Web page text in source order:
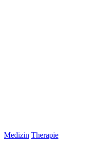
Medizin Therapie